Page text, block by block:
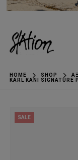
HOME SHOP
KARL KANI SIGNATURE
SALE